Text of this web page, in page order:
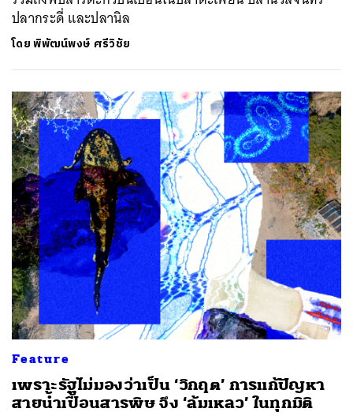
ปลากระดี่ และปลานิล
โดยพิพัฒน์พงษ์ ศรีวิชัย
Feature
เพราะรัฐไม่มองว่าเป็น ‘วิกฤต’ การแก้ปัญหา
สายน้ำเปื้อนสารพิษ จึง ‘ล้มเหลว’ ในทุกมิติ